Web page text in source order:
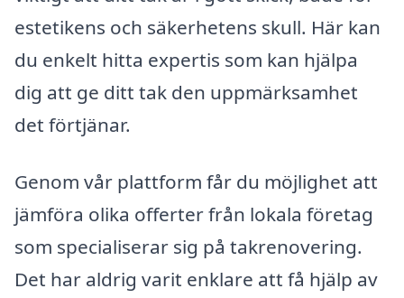
estetikens och säkerhetens skull. Här kan
du enkelt hitta expertis som kan hjälpa
dig att ge ditt tak den uppmärksamhet
det förtjänar.
Genom vår plattform får du möjlighet att
jämföra olika offerter från lokala företag
som specialiserar sig på takrenovering.
Det har aldrig varit enklare att få hjälp av